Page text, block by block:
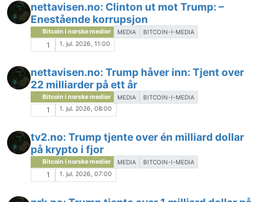
nettavisen.no: Clinton ut mot Trump: –
Enestående korrupsjon
Bitcoin i norske medier MEDIA BITCOIN-I-MEDIA
1 1. jul. 2026, 11:00
nettavisen.no: Trump håver inn: Tjent over
22 milliarder på ett år
Bitcoin i norske medier MEDIA BITCOIN-I-MEDIA
1 1. jul. 2026, 08:00
tv2.no: Trump tjente over én milliard dollar
på krypto i fjor
Bitcoin i norske medier MEDIA BITCOIN-I-MEDIA
1 1. jul. 2026, 07:00